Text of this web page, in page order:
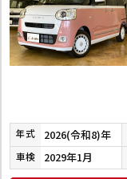
年式 2026(令和8)年
車検 2029年1月